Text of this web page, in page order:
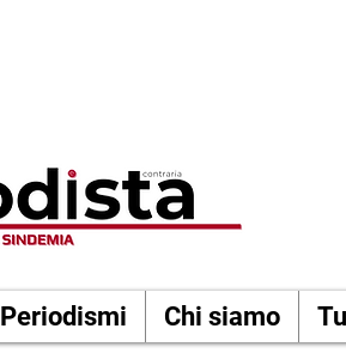
Periodismi Chi siamo